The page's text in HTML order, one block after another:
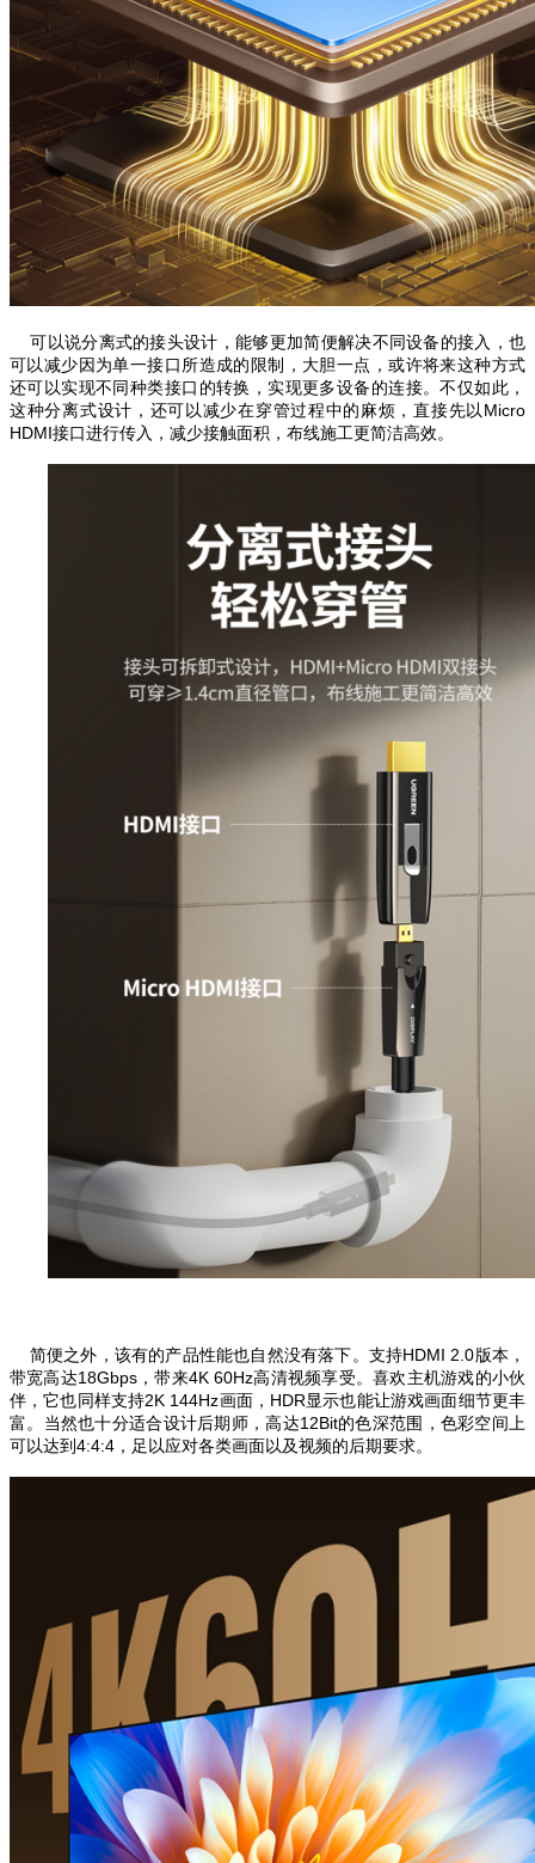
可以说分离式的接头设计，能够更加简便解决不同设备的接入，也
可以减少因为单一接口所造成的限制，大胆一点，或许将来这种方式
还可以实现不同种类接口的转换，实现更多设备的连接。不仅如此，
这种分离式设计，还可以减少在穿管过程中的麻烦，直接先以Micro
HDMI接口进行传入，减少接触面积，布线施工更简洁高效。
简便之外，该有的产品性能也自然没有落下。支持HDMI 2.0版本，
带宽高达18Gbps，带来4K 60Hz高清视频享受。喜欢主机游戏的小伙
伴，它也同样支持2K 144Hz画面，HDR显示也能让游戏画面细节更丰
富。当然也十分适合设计后期师，高达12Bit的色深范围，色彩空间上
可以达到4:4:4，足以应对各类画面以及视频的后期要求。